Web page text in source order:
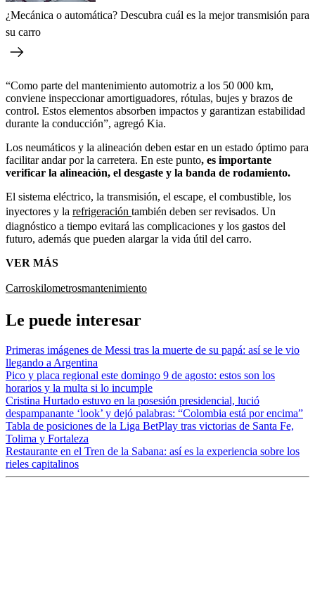
¿Mecánica o automática? Descubra cuál es la mejor transmisión para
su carro
“Como parte del mantenimiento automotriz a los 50 000 km,
conviene inspeccionar amortiguadores, rótulas, bujes y brazos de
control. Estos elementos absorben impactos y garantizan estabilidad
durante la conducción”, agregó Kia.
Los neumáticos y la alineación deben estar en un estado óptimo para
facilitar andar por la carretera. En este punto, es importante
verificar la alineación, el desgaste y la banda de rodamiento.
El sistema eléctrico, la transmisión, el escape, el combustible, los
inyectores y la refrigeración también deben ser revisados. Un
diagnóstico a tiempo evitará las complicaciones y los gastos del
futuro, además que pueden alargar la vida útil del carro.
VER MÁS
Carroskilometrosmantenimiento
Le puede interesar
Primeras imágenes de Messi tras la muerte de su papá: así se le vio
llegando a Argentina
Pico y placa regional este domingo 9 de agosto: estos son los
horarios y la multa si lo incumple
Cristina Hurtado estuvo en la posesión presidencial, lució
despampanante ‘look’ y dejó palabras: “Colombia está por encima”
Tabla de posiciones de la Liga BetPlay tras victorias de Santa Fe,
Tolima y Fortaleza
Restaurante en el Tren de la Sabana: así es la experiencia sobre los
rieles capitalinos